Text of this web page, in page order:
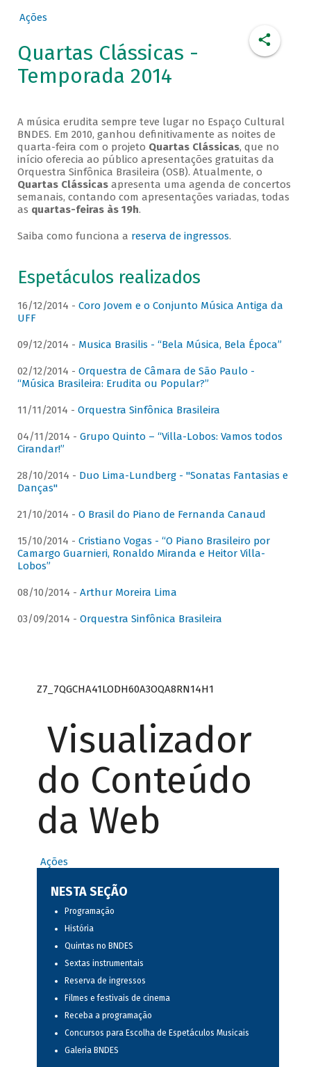
Ações
Quartas Clássicas -
Temporada 2014
A música erudita sempre teve lugar no Espaço Cultural
BNDES. Em 2010, ganhou definitivamente as noites de
quarta-feira com o projeto Quartas Clássicas, que no
início oferecia ao público apresentações gratuitas da
Orquestra Sinfônica Brasileira (OSB). Atualmente, o
Quartas Clássicasapresenta uma agenda de concertos
semanais, contando com apresentações variadas, todas
as quartas-feiras às 19h.
Saiba como funciona a reserva de ingressos.
Espetáculos realizados
16/12/2014 - Coro Jovem e o Conjunto Música Antiga da
UFF
09/12/2014 - Musica Brasilis - “Bela Música, Bela Época”
02/12/2014 - Orquestra de Câmara de São Paulo -
“Música Brasileira: Erudita ou Popular?”
11/11/2014 - Orquestra Sinfônica Brasileira
04/11/2014 - Grupo Quinto – “Villa-Lobos: Vamos todos
Cirandar!”
28/10/2014 - Duo Lima-Lundberg - "Sonatas Fantasias e
Danças"
21/10/2014 - O Brasil do Piano de Fernanda Canaud
15/10/2014 - Cristiano Vogas - “O Piano Brasileiro por
Camargo Guarnieri, Ronaldo Miranda e Heitor Villa-
Lobos”
08/10/2014 - Arthur Moreira Lima
03/09/2014 - Orquestra Sinfônica Brasileira
Z7_7QGCHA41LODH60A3OQA8RN14H1
Visualizador
do Conteúdo
da Web
Ações
NESTA SEÇÃO
Programação
História
Quintas no BNDES
Sextas instrumentais
Reserva de ingressos
Filmes e festivais de cinema
Receba a programação
Concursos para Escolha de Espetáculos Musicais
Galeria BNDES